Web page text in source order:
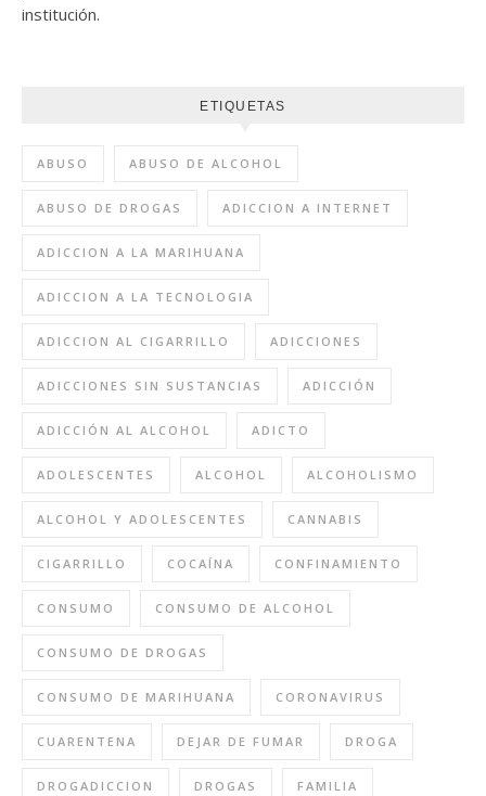
institución.
ETIQUETAS
ABUSO ABUSO DE ALCOHOL
ABUSO DE DROGAS ADICCION A INTERNET
ADICCION A LA MARIHUANA
ADICCION A LA TECNOLOGIA
ADICCION AL CIGARRILLO ADICCIONES
ADICCIONES SIN SUSTANCIAS ADICCIÓN
ADICCIÓN AL ALCOHOL ADICTO
ADOLESCENTES ALCOHOL ALCOHOLISMO
ALCOHOL Y ADOLESCENTES CANNABIS
CIGARRILLO COCAÍNA CONFINAMIENTO
CONSUMO CONSUMO DE ALCOHOL
CONSUMO DE DROGAS
CONSUMO DE MARIHUANA CORONAVIRUS
CUARENTENA DEJAR DE FUMAR DROGA
DROGADICCION DROGAS FAMILIA